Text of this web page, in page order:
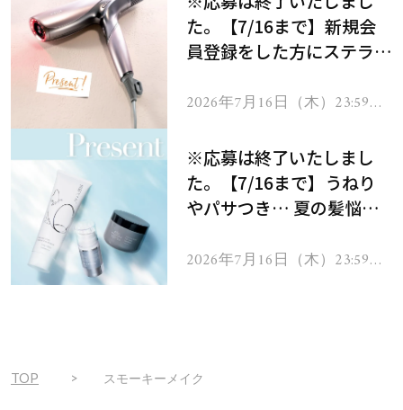
た。【7/16まで】新規会
員登録をした方にステラボ
ヘアドライヤー ジュエル
2026年7月16日（木）23:59ま
※応募は終了いたしまし
た。【7/16まで】うねり
やパサつき… 夏の髪悩み
ムを13名様にプレゼン
2026年7月16日（木）23:59ま
TOP スモーキーメイク